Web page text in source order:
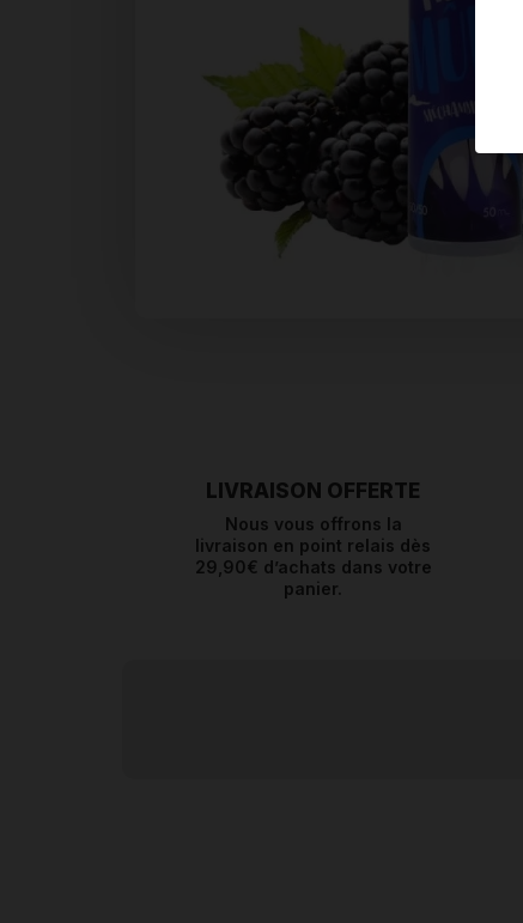
LIVRAISON OFFERTE
Nous vous offrons la
livraison en point relais dès
29,90€ d’achats dans votre
panier.